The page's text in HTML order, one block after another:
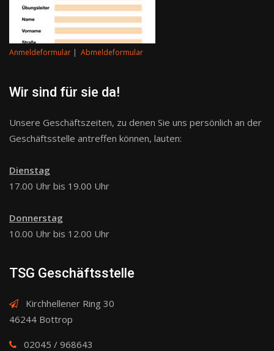
Anmeldeformular | Abmeldeformular
Wir sind für sie da!
Unsere Geschäftszeiten, zu denen Sie uns persönlich an der
Geschäftsstelle antreffen können, lauten:
Dienstag
17.00 Uhr bis 19.00 Uhr
Donnerstag
10.00 Uhr bis 12.00 Uhr
TSG Geschäftsstelle
Kirchhellener Ring 30
46244 Bottrop
02045 / 968643